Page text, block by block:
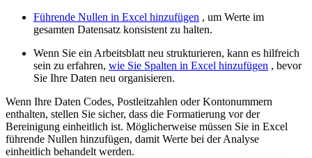
Führende Nullen in Excel hinzufügen , um Werte im
gesamten Datensatz konsistent zu halten.
Wenn Sie ein Arbeitsblatt neu strukturieren, kann es hilfreich
sein zu erfahren, wie Sie Spalten in Excel hinzufügen , bevor
Sie Ihre Daten neu organisieren.
Wenn Ihre Daten Codes, Postleitzahlen oder Kontonummern
enthalten, stellen Sie sicher, dass die Formatierung vor der
Bereinigung einheitlich ist. Möglicherweise müssen Sie in Excel
führende Nullen hinzufügen, damit Werte bei der Analyse
einheitlich behandelt werden.